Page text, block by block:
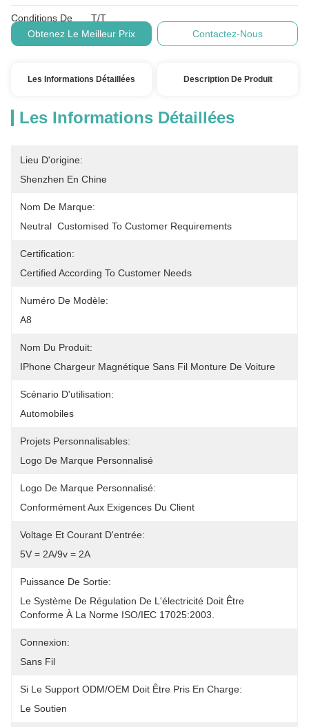
Conditions De
Paiement:
T/T
Obtenez Le Meilleur Prix
Contactez-Nous
Les Informations Détaillées Description De Produit
Les Informations Détaillées
Lieu D'origine:
Shenzhen En Chine
Nom De Marque:
Neutral  Customised To Customer Requirements
Certification:
Certified According To Customer Needs
Numéro De Modèle:
A8
Nom Du Produit:
IPhone Chargeur Magnétique Sans Fil Monture De Voiture
Scénario D'utilisation:
Automobiles
Projets Personnalisables:
Logo De Marque Personnalisé
Logo De Marque Personnalisé:
Conformément Aux Exigences Du Client
Voltage Et Courant D'entrée:
5V = 2A/9v = 2A
Puissance De Sortie:
Le Système De Régulation De L'électricité Doit Être
Conforme À La Norme ISO/IEC 17025:2003.
Connexion:
Sans Fil
Si Le Support ODM/OEM Doit Être Pris En Charge:
Le Soutien